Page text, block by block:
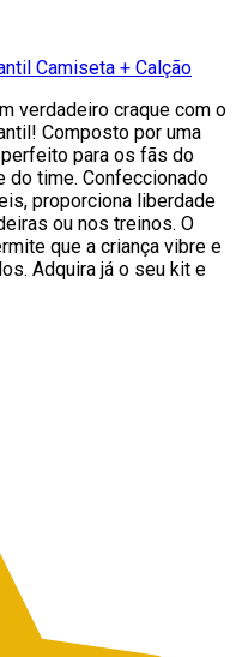
Camiseta + Calção
verdadeiro craque com o
Composto por uma
para os fãs do
do time. Confeccionado
proporciona liberdade
ou nos treinos. O
que a criança vibre e
Adquira já o seu kit e